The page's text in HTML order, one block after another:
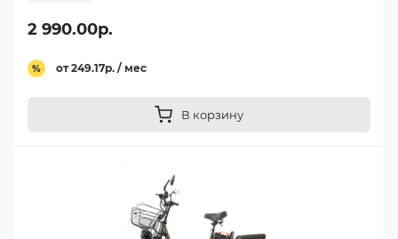
2 990.00р.
% от 249.17р. / мес
В корзину